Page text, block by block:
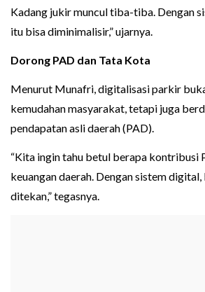
Kadang jukir muncul tiba-tiba. Dengan
itu bisa diminimalisir,” ujarnya.
Dorong PAD dan Tata Kota
Menurut Munafri, digitalisasi parkir
kemudahan masyarakat, tetapi juga
pendapatan asli daerah (PAD).
“Kita ingin tahu betul berapa kontribusi
keuangan daerah. Dengan sistem
ditekan,” tegasnya.